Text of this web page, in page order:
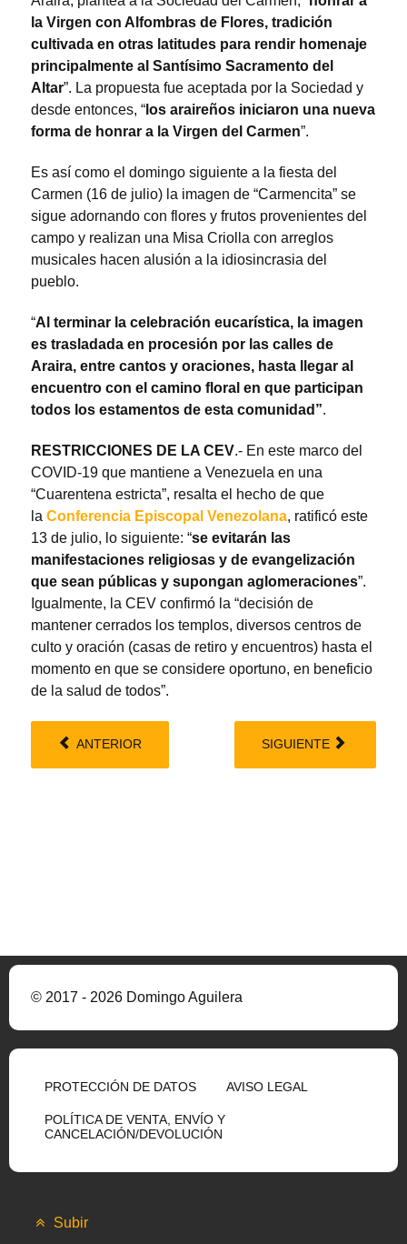
la Virgen con Alfombras de Flores, tradición
cultivada en otras latitudes para rendir homenaje
principalmente al Santísimo Sacramento del
Altar”. La propuesta fue aceptada por la Sociedad y
desde entonces, “ los araireños iniciaron una nueva
forma de honrar a la Virgen del Carmen”.
Es así como el domingo siguiente a la fiesta del
Carmen (16 de julio) la imagen de “Carmencita” se
sigue adornando con flores y frutos provenientes del
campo y realizan una Misa Criolla con arreglos
musicales hacen alusión a la idiosincrasia del
pueblo.
“Al terminar la celebración eucarística, la imagen
es trasladada en procesión por las calles de
Araira, entre cantos y oraciones, hasta llegar al
encuentro con el camino floral en que participan
todos los estamentos de esta comunidad”.
RESTRICCIONES DE LA CEV.- En este marco del
COVID-19 que mantiene a Venezuela en una
“Cuarentena estricta”, resalta el hecho de que
la Conferencia Episcopal Venezolana, ratificó este
13 de julio, lo siguiente: “se evitarán las
manifestaciones religiosas y de evangelización
que sean públicas y supongan aglomeraciones”.
Igualmente, la CEV confirmó la “decisión de
mantener cerrados los templos, diversos centros de
culto y oración (casas de retiro y encuentros) hasta el
momento en que se considere oportuno, en beneficio
de la salud de todos”.
ANTERIOR SIGUIENTE
© 2017 - 2026 Domingo Aguilera
PROTECCIÓN DE DATOS AVISO LEGAL
POLÍTICA DE VENTA, ENVÍO Y
CANCELACIÓN/DEVOLUCIÓN
Subir